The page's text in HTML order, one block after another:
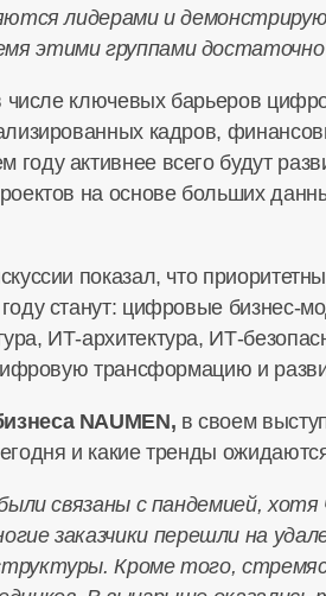
лидерами и
этими группами
ключевых барьеров
кадров,
активнее всего будут
на основе больших
показал, что
станут: цифровые бизнес-
, ИТ-архитектура, ИТ-
трансформацию и
NAUMEN, в своем
и какие тренды
связаны с пандемией,
заказчики перешли на
Кроме того,